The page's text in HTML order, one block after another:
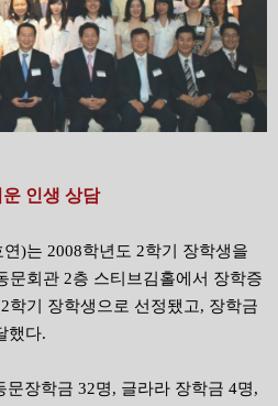
인생 상담
)는 2008학년도 2학기 장학생을
문회관 2층 스티브김홀에서 장학증
학기 장학생으로 선정됐고, 장학금
했다.
장학금 32명, 글라라 장학금 4명,